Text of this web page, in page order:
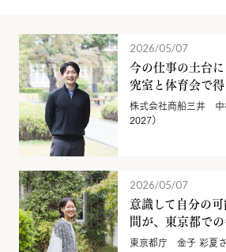
2026/05/07
今の仕事の土台
究室と体育会で
株式会社商船三井 中
2027）
2026/05/07
意識して自分の
間が、東京都で
東京都庁 金子 彩夏